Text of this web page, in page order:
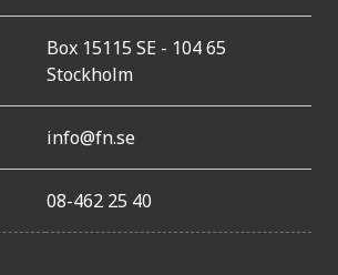
Box 15115 SE - 104 65
Stockholm
info@fn.se
08-462 25 40